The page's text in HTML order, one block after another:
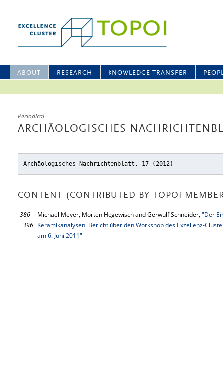
ABOUT RESEARCH KNOWLEDGE TRANSFER
Periodical
ARCHÄOLOGISCHES
Archäologisches Nachrichtenblatt, 17 (2012)
CONTENT (CONTRIBUTED BY TOPOI
386–
396
Michael Meyer, Morten Hegewisch and Gerwulf Schneider, "Der
Keramikanalysen. Bericht über den Workshop des Exzellenz-
am 6. Juni 2011"